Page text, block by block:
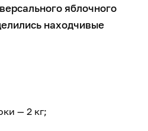
яблочного
находчивые
— 2 кг;